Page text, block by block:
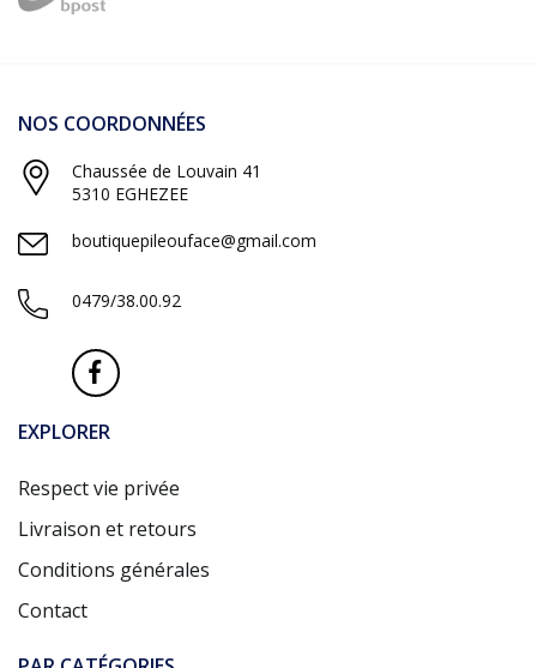
NOS COORDONNÉES
Chaussée de Louvain 41
5310 EGHEZEE
boutiquepileouface@gmail.com
0479/38.00.92
EXPLORER
Respect vie privée
Livraison et retours
Conditions générales
Contact